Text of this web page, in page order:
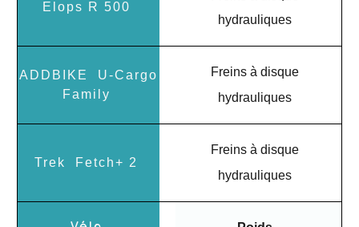
hydrauliques
Freins à disque
hydrauliques
Freins à disque
hydrauliques